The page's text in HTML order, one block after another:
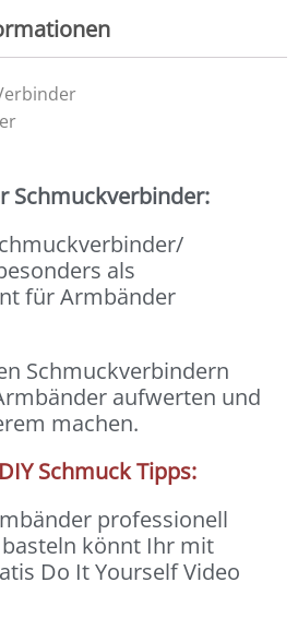
Schmuckverbinder:
als
für Armbänder
Schmuckverbindern
aufwerten und
machen.
Schmuck Tipps:
professionell
könnt Ihr mit
Do It Yourself Video